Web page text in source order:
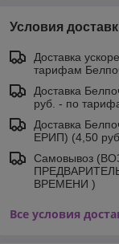
Условия
Доставка
тарифам
Доставка
руб. - по
Доставка
ЕРИП) (4,50
Самовывоз
ВРЕМЕНИ )
Все условия